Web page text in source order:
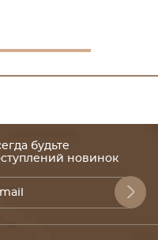
будьте
новинок